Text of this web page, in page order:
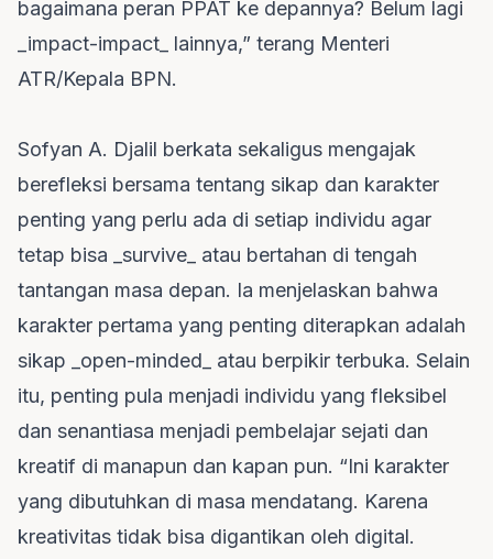
bagaimana peran PPAT ke depannya? Belum lagi
_impact-impact_ lainnya,” terang Menteri
ATR/Kepala BPN.
Sofyan A. Djalil berkata sekaligus mengajak
berefleksi bersama tentang sikap dan karakter
penting yang perlu ada di setiap individu agar
tetap bisa _survive_ atau bertahan di tengah
tantangan masa depan. Ia menjelaskan bahwa
karakter pertama yang penting diterapkan adalah
sikap _open-minded_ atau berpikir terbuka. Selain
itu, penting pula menjadi individu yang fleksibel
dan senantiasa menjadi pembelajar sejati dan
kreatif di manapun dan kapan pun. “Ini karakter
yang dibutuhkan di masa mendatang. Karena
kreativitas tidak bisa digantikan oleh digital.